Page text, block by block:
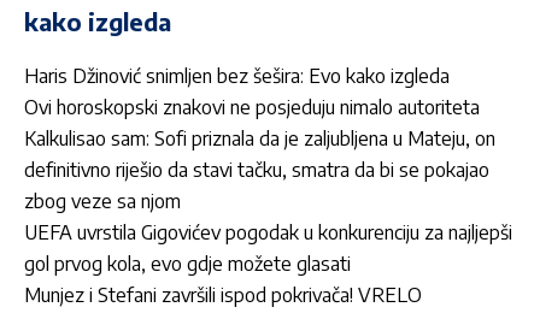
kako izgleda
Haris Džinović snimljen bez šešira: Evo kako izgleda
Ovi horoskopski znakovi ne posjeduju nimalo autoriteta
Kalkulisao sam: Sofi priznala da je zaljubljena u Mateju, on
definitivno riješio da stavi tačku, smatra da bi se pokajao
zbog veze sa njom
UEFA uvrstila Gigovićev pogodak u konkurenciju za najljepši
gol prvog kola, evo gdje možete glasati
Munjez i Stefani završili ispod pokrivača! VRELO